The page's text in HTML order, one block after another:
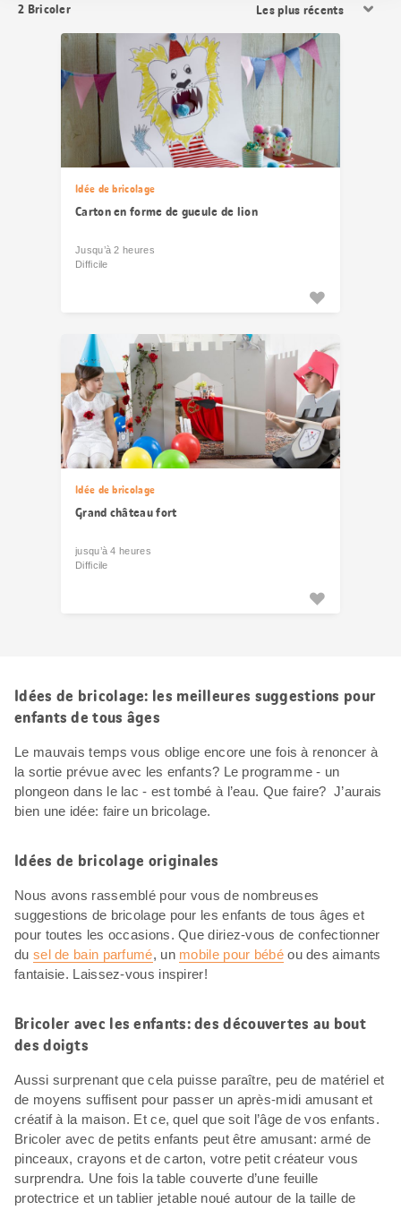
2 Bricoler
les
résultats
Idée de bricolage
Carton en forme de gueule de lion
Jusqu’à 2 heures
Difficile
Idée de bricolage
Grand château fort
jusqu’à 4 heures
Difficile
Idées de bricolage: les meilleures suggestions pour
enfants de tous âges
Le mauvais temps vous oblige encore une fois à renoncer à
la sortie prévue avec les enfants? Le programme - un
plongeon dans le lac - est tombé à l’eau. Que faire? J’aurais
bien une idée: faire un bricolage.
Idées de bricolage originales
Nous avons rassemblé pour vous de nombreuses
suggestions de bricolage pour les enfants de tous âges et
pour toutes les occasions. Que diriez-vous de confectionner
du sel de bain parfumé, un mobile pour bébéou des aimants
fantaisie. Laissez-vous inspirer!
Bricoler avec les enfants: des découvertes au bout
des doigts
Aussi surprenant que cela puisse paraître, peu de matériel et
de moyens suffisent pour passer un après-midi amusant et
créatif à la maison. Et ce, quel que soit l’âge de vos enfants.
Bricoler avec de petits enfants peut être amusant: armé de
pinceaux, crayons et de carton, votre petit créateur vous
surprendra. Une fois la table couverte d’une feuille
protectrice et un tablier jetable noué autour de la taille de